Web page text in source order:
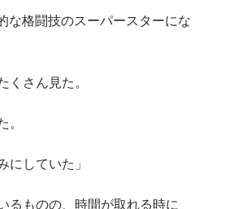
な格闘技のスーパースターにな
さん見た。
にしていた」
るものの、時間が取れる時に